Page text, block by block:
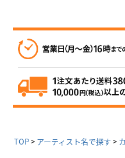
TOP アーティスト名で探す